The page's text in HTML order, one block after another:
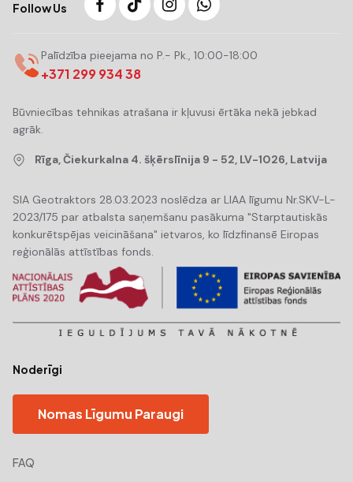
Follow Us
Palīdzība pieejama no P.- Pk., 10:00-18:00
+371 299 934 38
Būvniecības tehnikas atrašana ir kļuvusi ērtāka nekā jebkad
agrāk.
Rīga, Čiekurkalna 4. šķērslīnija 9 - 52, LV-1026, Latvija
SIA Geotraktors 28.03.2023 noslēdza ar LIAA līgumu Nr.SKV-L-
2023/175 par atbalsta saņemšanu pasākuma "Starptautiskās
konkurētspējas veicināšana" ietvaros, ko līdzfinansē Eiropas
reģionālās attīstības fonds.
Noderīgi
Nomas Līgumu Paraugi
FAQ